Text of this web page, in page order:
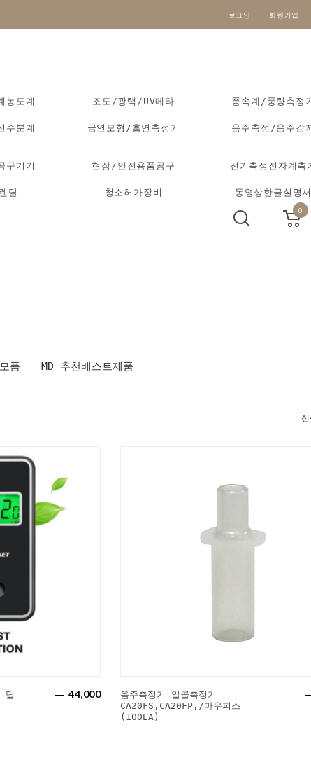
로그인 회원가입
농도계 조도/광택/UV메타 풍속계/풍량측정
수분계 금연모형/흡연측정기 음주측정/음주감
구기기 현장/안전용품공구 전기측정전자계측
탈 청소허가장비 동영상한글설명
0
품 MD 추천베스트제품
탈
44,000
음주측정기 알콜측정기
CA20FS,CA20FP,/마우피스
(100EA)